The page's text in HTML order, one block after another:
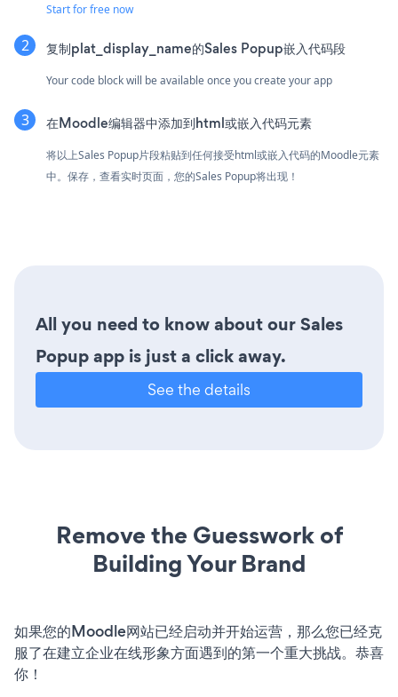
Start for free now
复制plat_display_name的Sales Popup嵌入代码段
Your code block will be available once you create your app
在Moodle编辑器中添加到html或嵌入代码元素
将以上Sales Popup片段粘贴到任何接受html或嵌入代码的Moodle元素
中。保存，查看实时页面，您的Sales Popup将出现！
All you need to know about our Sales
Popup app is just a click away.
See the details
Remove the Guesswork of
Building Your Brand
如果您的Moodle网站已经启动并开始运营，那么您已经克
服了在建立企业在线形象方面遇到的第一个重大挑战。恭喜
你！